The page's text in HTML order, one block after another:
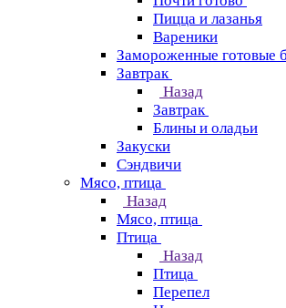
Пицца и лазанья
Вареники
Замороженные готовые
Завтрак
Назад
Завтрак
Блины и оладьи
Закуски
Сэндвичи
Мясо, птица
Назад
Мясо, птица
Птица
Назад
Птица
Перепел